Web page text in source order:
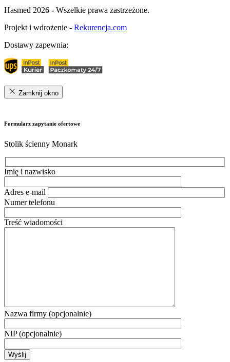
Hasmed 2026 - Wszelkie prawa zastrzeżone.
Projekt i wdrożenie - Rekurencja.com
Dostawy zapewnia:
Zamknij okno
Formularz zapytanie ofertowe
Stolik ścienny Monark
Imię i nazwisko
Adres e-mail
Numer telefonu
Treść wiadomości
Nazwa firmy (opcjonalnie)
NIP (opcjonalnie)
Wyślij